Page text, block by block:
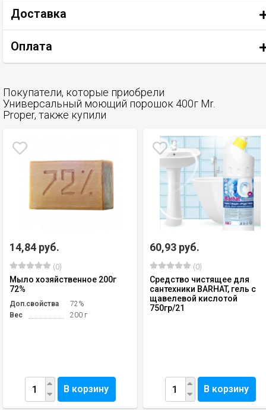
Доставка
Оплата
Покупатели, которые приобрели
Универсальный моющий порошок 400г Mr.
Proper, также купили
14,84 руб.
(0)
Мыло хозяйственное 200г
72%
Доп.свойства
72%
Вес
200 г
В корзину
60,93 руб.
(0)
Средство чистящее для
сантехники BARHAT, гель с
щавелевой кислотой
750гр/21
В корзину